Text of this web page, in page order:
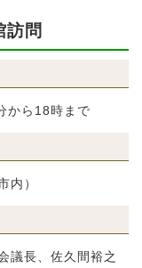
問
から18時まで
内）
議長、佐久間裕之